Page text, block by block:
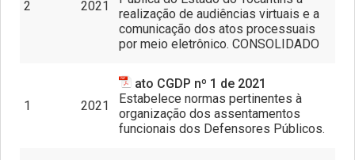
2 2021
realização de audiências virtuais e a
comunicação dos atos processuais
por meio eletrônico. CONSOLIDADO
1 2021
ato CGDP nº 1 de 2021
Estabelece normas pertinentes à
organização dos assentamentos
funcionais dos Defensores Públicos.